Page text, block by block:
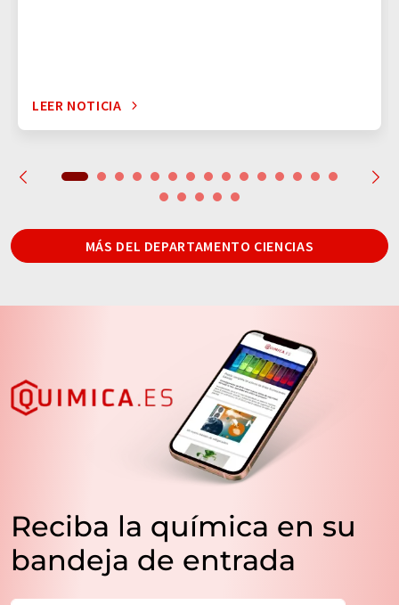
LEER NOTICIA
MÁS DEL DEPARTAMENTO CIENCIAS
Reciba la química en su
bandeja de entrada